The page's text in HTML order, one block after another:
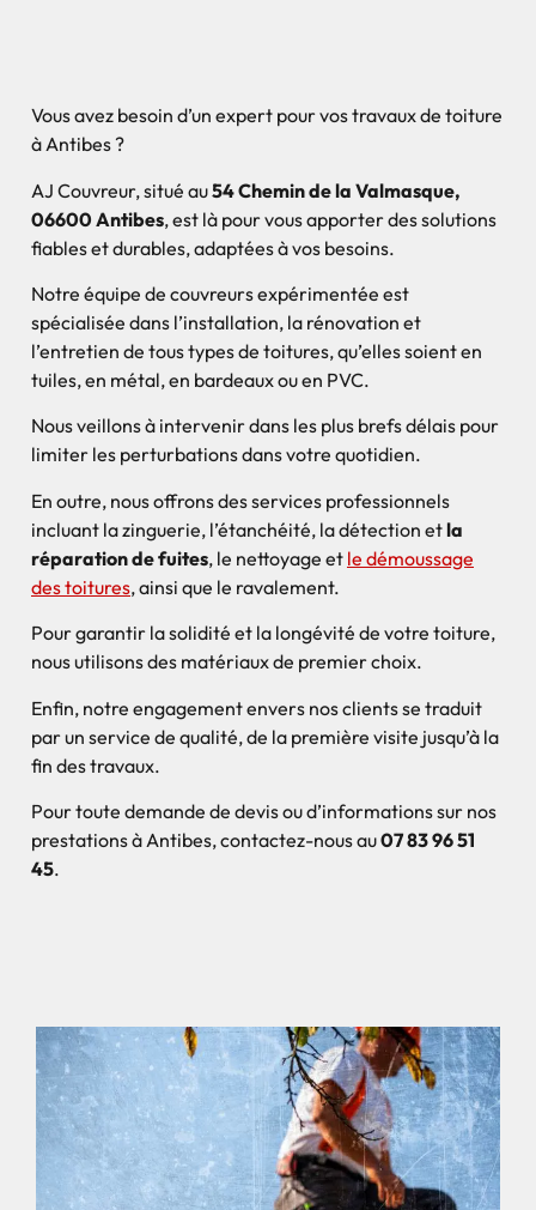
Vous avez besoin d’un expert pour vos travaux de toiture
à Antibes ?
AJ Couvreur, situé au54 Chemin de la Valmasque,
06600 Antibes, est là pour vous apporter des solutions
fiables et durables, adaptées à vos besoins.
Notre équipe de couvreurs expérimentée est
spécialisée dans l’installation, la rénovation et
l’entretien de tous types de toitures, qu’elles soient en
tuiles, en métal, en bardeaux ou en PVC.
Nous veillons à intervenir dans les plus brefs délais pour
limiter les perturbations dans votre quotidien.
En outre, nous offrons des services professionnels
incluant la zinguerie, l’étanchéité, la détection etla
réparation de fuites, le nettoyage et le démoussage
des toitures, ainsi que le ravalement.
Pour garantir la solidité et la longévité de votre toiture,
nous utilisons des matériaux de premier choix.
Enfin, notre engagement envers nos clients se traduit
par un service de qualité, de la première visite jusqu’à la
fin des travaux.
Pour toute demande de devis ou d’informations sur nos
prestations à Antibes, contactez-nous au07 83 96 51
45.